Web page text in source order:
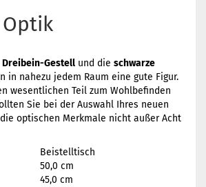
Gestell und die schwarze
in nahezu jedem Raum eine gute Figur.
wesentlichen Teil zum Wohlbefinden
Sie bei der Auswahl Ihres neuen
optischen Merkmale nicht außer Acht
Beistelltisch
50,0 cm
45,0 cm